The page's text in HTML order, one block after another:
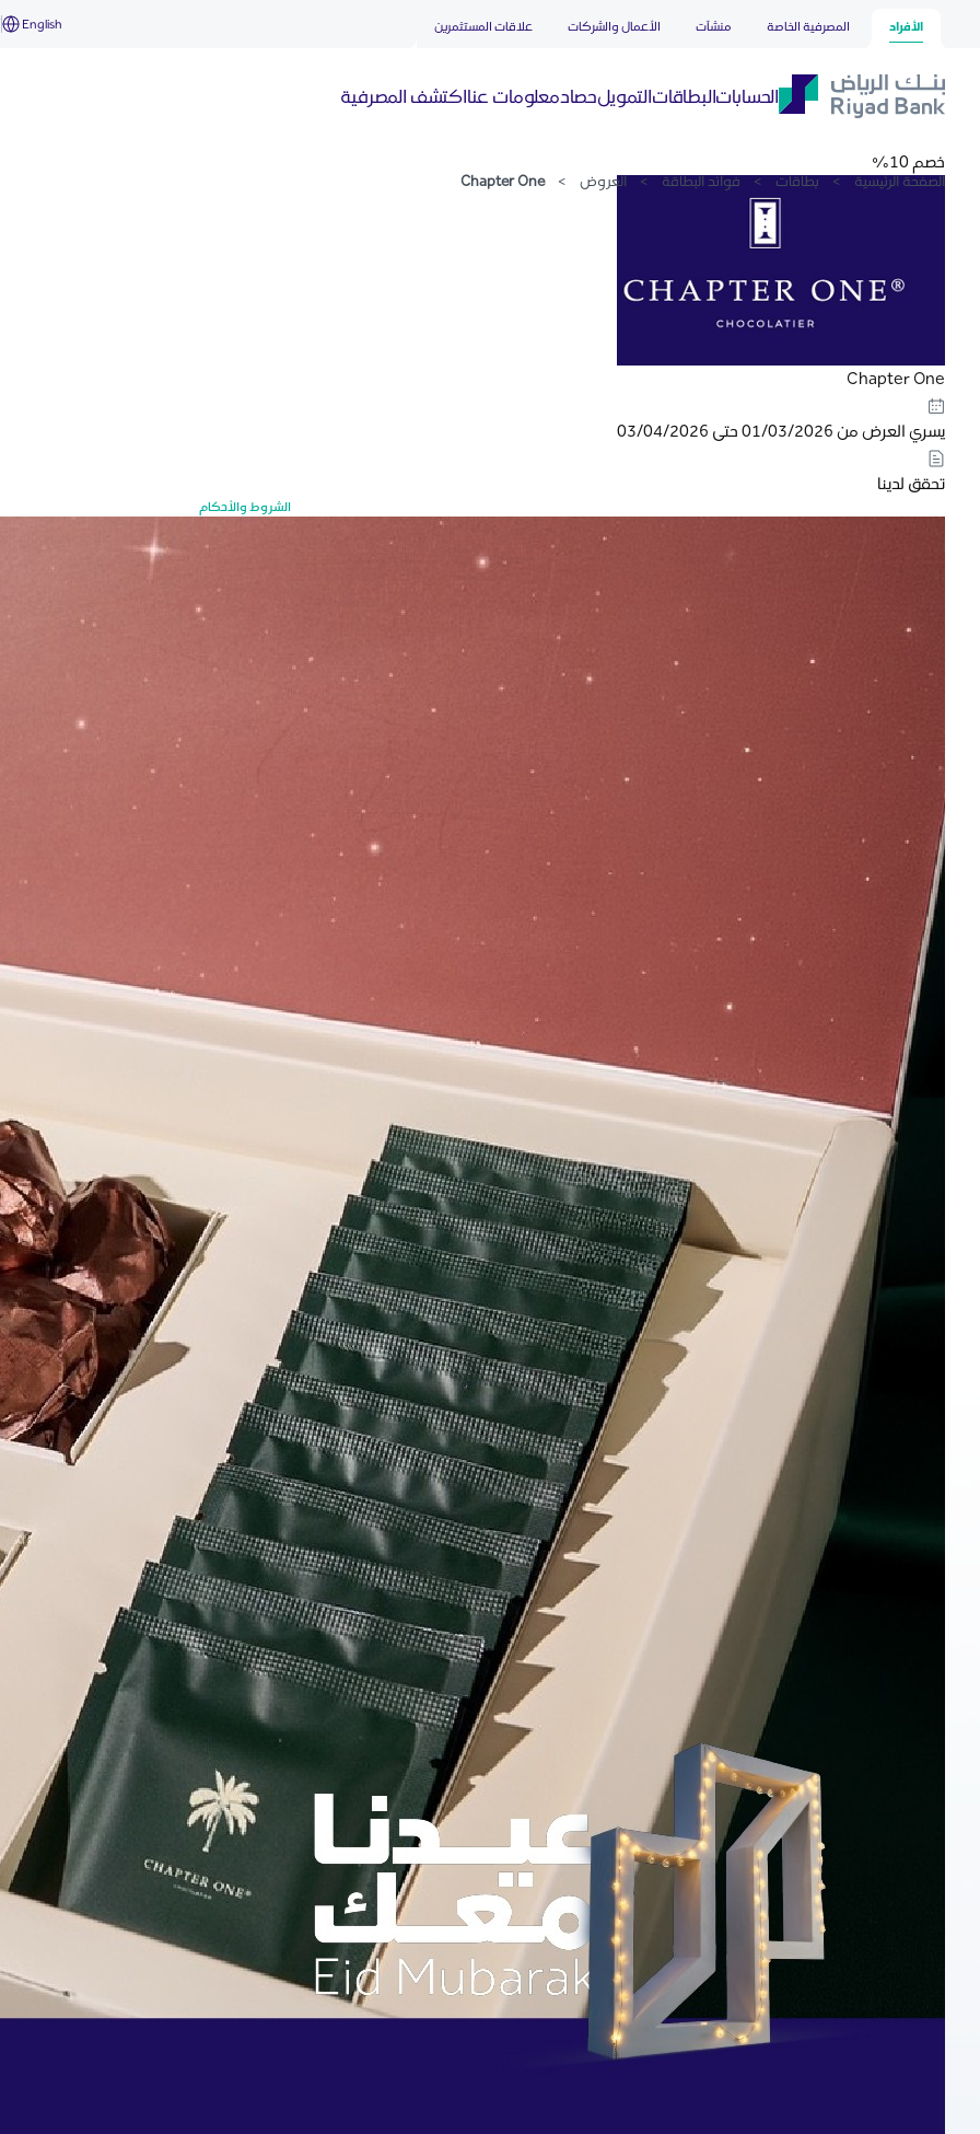
تخطي إلى المحتوى الرئيسي
Chapter One
الأفراد المصرفية الخاصة منشآت الأعمال والشركات علاقات المستثمرين English
الحساباتالبطاقاتالتمويلحصادمعلومات عنااكتشف المصرفية
الصفحة الرئيسية > بطاقات > فوائد البطاقة > العروض >
Chapter One
خصم 10%
Chapter One
يسري العرض من 01/03/2026 حتى 03/04/2026
تحقق لدينا
الشروط والأحكام